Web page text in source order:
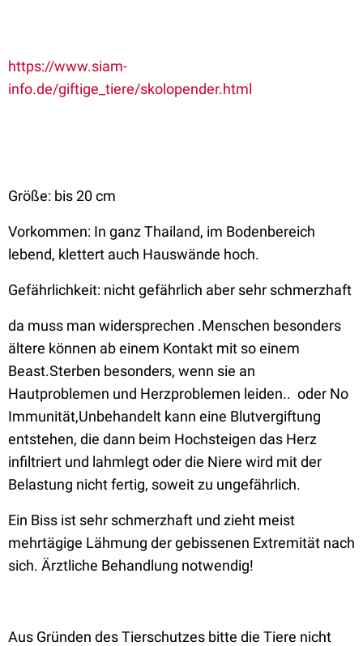
https://www.siam-
info.de/giftige_tiere/skolopender.html
Größe: bis 20 cm
Vorkommen: In ganz Thailand, im Bodenbereich
lebend, klettert auch Hauswände hoch.
Gefährlichkeit: nicht gefährlich aber sehr schmerzhaft
da muss man widersprechen .Menschen besonders
ältere können ab einem Kontakt mit so einem
Beast.Sterben besonders, wenn sie an
Hautproblemen und Herzproblemen leiden.. oder No
Immunität,Unbehandelt kann eine Blutvergiftung
entstehen, die dann beim Hochsteigen das Herz
infiltriert und lahmlegt oder die Niere wird mit der
Belastung nicht fertig, soweit zu ungefährlich.
Ein Biss ist sehr schmerzhaft und zieht meist
mehrtägige Lähmung der gebissenen Extremität nach
sich. Ärztliche Behandlung notwendig!
Aus Gründen des Tierschutzes bitte die Tiere nicht